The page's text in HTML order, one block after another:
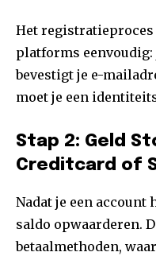
Het
platforms eenvoudig:
bevestigt je e-
moet je een
Stap 2: Geld
Creditcard of
Nadat je een account
saldo opwaarderen.
betaalmethoden,